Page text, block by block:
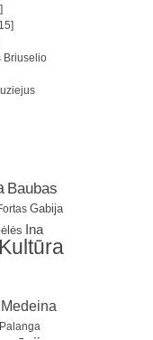
Briuselio
Baubas
Gabija
Ina
Kultūra
Medeina
Palanga